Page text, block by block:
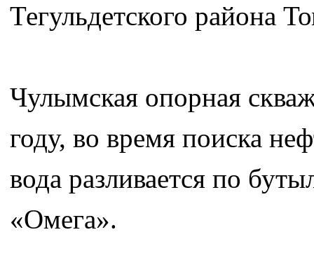
Тегульдетского района
Чулымская опорная
году, во время поиска
вода разливается по
«Омега».